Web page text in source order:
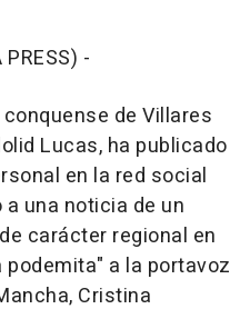
PRESS) -
de Villares
Lucas, ha publicado
en la red social
una noticia de un
carácter regional en
a la portavoz
Cristina